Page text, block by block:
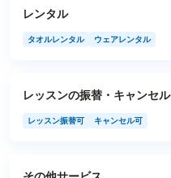
レンタル
タオルレンタル ウェアレンタル
レッスンの振替・キャンセル
レッスン振替可 キャンセル可